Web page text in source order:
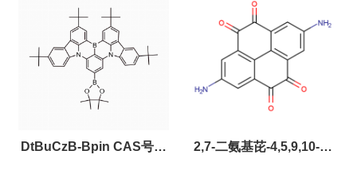
DtBuCzB-Bpin CAS号： 2,7-二氨基芘-4,5,9,10-四